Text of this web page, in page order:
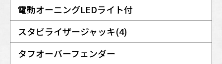
電動オーニングLEDライト付
スタビライザージャッキ(4)
タフオーバーフェンダー